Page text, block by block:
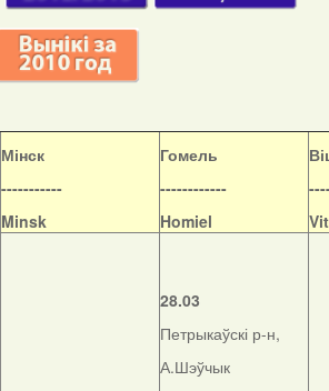
Мінск
-----------
Minsk
Гомель
------------
Homiel
28.03
Петрыкаўскі р-н,
А.Шэўчык